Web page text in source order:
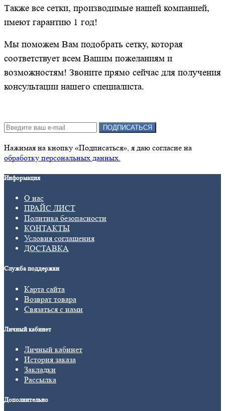
Также все сетки, производимые нашей компанией,
имеют гарантию 1 год!
Мы поможем Вам подобрать сетку, которая
соответствует всем Вашим пожеланиям и
возможностям! Звоните прямо сейчас для получения
консультации нашего специалиста.
ПОДПИСАТЬСЯ
Нажимая на кнопку «Подписаться», я даю cогласие на
обработку персональных данных.
Информация
О нас
ПРАЙС ЛИСТ
Политика безопасности
КОНТАКТЫ
Условия соглашения
ДОСТАВКА
Служба поддержки
Карта сайта
Возврат товара
Связаться с нами
Личный кабинет
Личный кабинет
История заказа
Закладки
Рассылка
Дополнительно